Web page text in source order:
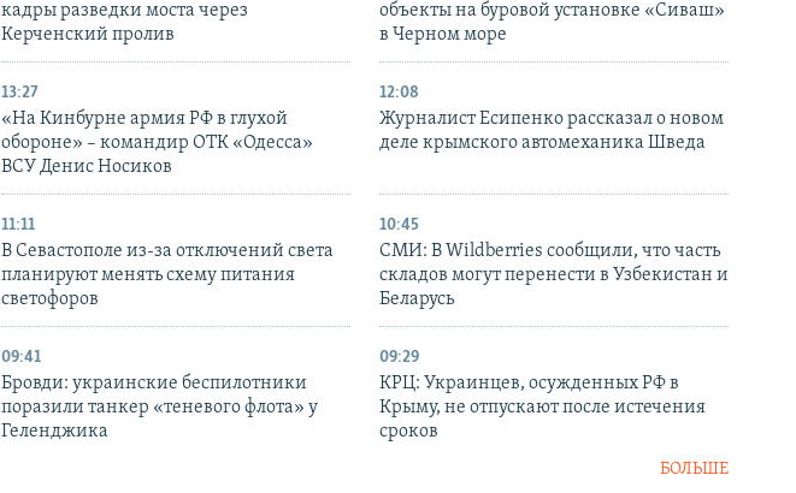
кадры разведки моста через
Керченский пролив
объекты на буровой установке «Сиваш»
в Черном море
13:27
«На Кинбурне армия РФ в глухой
обороне» – командир ОТК «Одесса»
ВСУ Денис Носиков
12:08
Журналист Есипенко рассказал о новом
деле крымского автомеханика Шведа
11:11
В Севастополе из-за отключений света
планируют менять схему питания
светофоров
10:45
СМИ: В Wildberries сообщили, что часть
складов могут перенести в Узбекистан и
Беларусь
09:41
Бровди: украинские беспилотники
поразили танкер «теневого флота» у
Геленджика
09:29
КРЦ: Украинцев, осужденных РФ в
Крыму, не отпускают после истечения
сроков
БОЛЬШЕ